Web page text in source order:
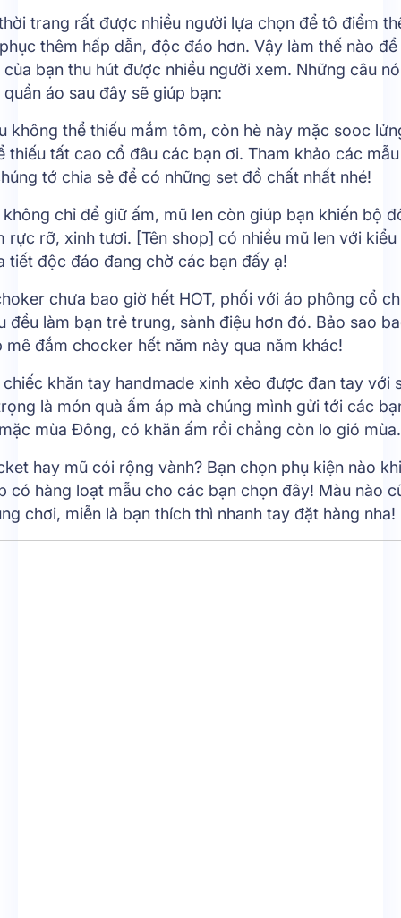
trang rất được nhiều người lựa chọn để tô điểm
thêm hấp dẫn, độc đáo hơn. Vậy làm thế nào
của bạn thu hút được nhiều người xem. Những câu
áo sau đây sẽ giúp bạn:
không thể thiếu mắm tôm, còn hè này mặc sooc
thiếu tất cao cổ đâu các bạn ơi. Tham khảo các
tớ chia sẻ để có những set đồ chất nhất nhé!
chỉ để giữ ấm, mũ len còn giúp bạn khiến bộ
rực rỡ, xinh tươi. [Tên shop] có nhiều mũ len với
tiết độc đáo đang chờ các bạn đấy ạ!
chưa bao giờ hết HOT, phối với áo phông cổ
đều làm bạn trẻ trung, sành điệu hơn đó. Bảo sao
mê đắm chocker hết năm này qua năm khác!
khăn tay handmade xinh xẻo được đan tay với
là món quà ấm áp mà chúng mình gửi tới các
mùa Đông, có khăn ấm rồi chẳng còn lo gió mùa.
hay mũ cói rộng vành? Bạn chọn phụ kiện nào
có hàng loạt mẫu cho các bạn chọn đây! Màu nào
chơi, miễn là bạn thích thì nhanh tay đặt hàng nha!